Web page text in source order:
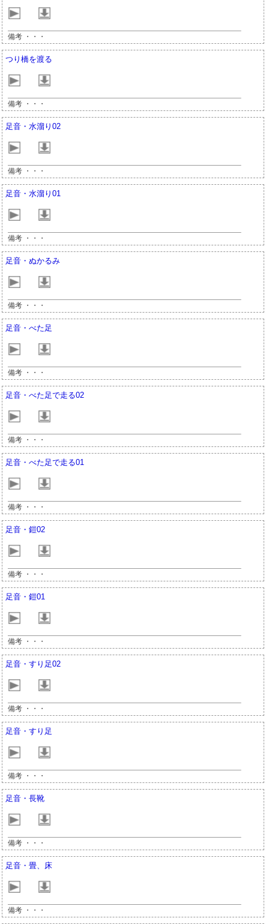
備考 ・・・
つり橋を渡る
備考 ・・・
足音・水溜り02
備考 ・・・
足音・水溜り01
備考 ・・・
足音・ぬかるみ
備考 ・・・
足音・べた足
備考 ・・・
足音・べた足で走る02
備考 ・・・
足音・べた足で走る01
備考 ・・・
足音・鎧02
備考 ・・・
足音・鎧01
備考 ・・・
足音・すり足02
備考 ・・・
足音・すり足
備考 ・・・
足音・長靴
備考 ・・・
足音・畳、床
備考 ・・・